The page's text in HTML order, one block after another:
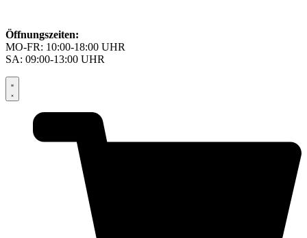
Öffnungszeiten:
MO-FR: 10:00-18:00 UHR
SA: 09:00-13:00 UHR